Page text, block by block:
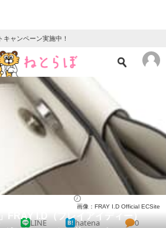
ャンペーン実施中！
ニュース
クイズ
教育・育児
リサーチ
FRAY I.D（フレイアイディー）
画像：FRAY I.D Official ECSite
LINE hatena 0